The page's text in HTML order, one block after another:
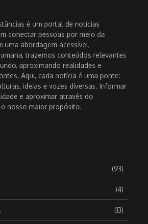
é um portal de notícias
conectar pessoas por meio da
uma abordagem acessível,
trazemos conteúdos relevantes
aproximando realidades e
Aqui, cada notícia é uma ponte:
ideias e vozes diversas. Informar
e aproximar através do
nosso maior propósito.
(93)
(4)
(13)